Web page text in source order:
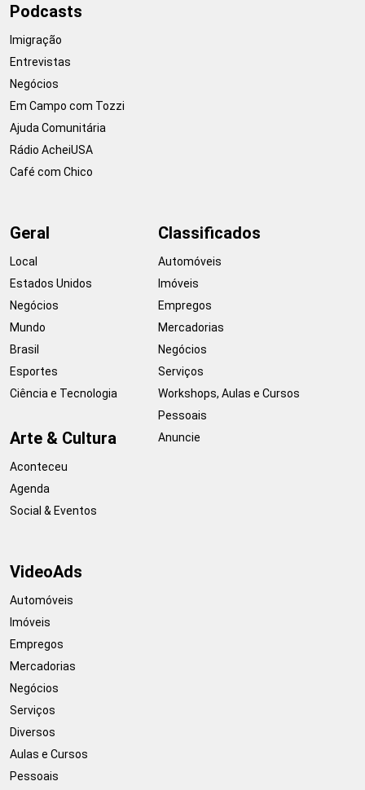
Podcasts
Imigração
Entrevistas
Negócios
Em Campo com Tozzi
Ajuda Comunitária
Rádio AcheiUSA
Café com Chico
Geral
Local
Estados Unidos
Negócios
Mundo
Brasil
Esportes
Ciência e Tecnologia
Arte & Cultura
Aconteceu
Agenda
Social & Eventos
Classificados
Automóveis
Imóveis
Empregos
Mercadorias
Negócios
Serviços
Workshops, Aulas e Cursos
Pessoais
Anuncie
VideoAds
Automóveis
Imóveis
Empregos
Mercadorias
Negócios
Serviços
Diversos
Aulas e Cursos
Pessoais